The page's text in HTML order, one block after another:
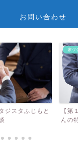
お問い合わせ
ジスタふじもと
家づ
【第
んの